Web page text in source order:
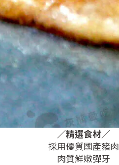
／精選食材／
採用優質國產豬肉
肉質鮮嫩彈牙